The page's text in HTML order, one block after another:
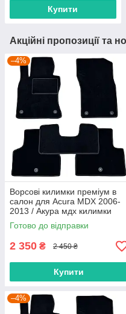
Купити
Акційні пропозиції та
–4%
Ворсові килимки преміум в
салон для Acura MDX 2006-
2013 / Акура мдх килимки
Готово до відправки
2 350 ₴ 2 450 ₴
Купити
–4%